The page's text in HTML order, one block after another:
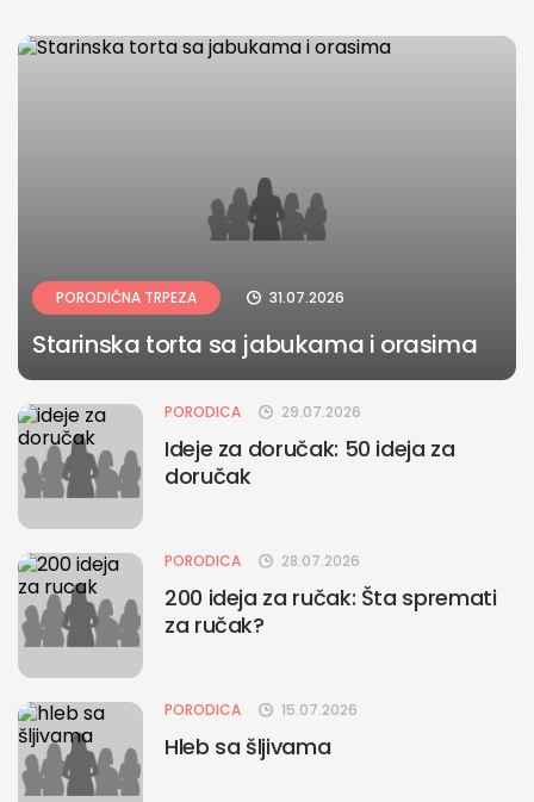
PORODIČNA TRPEZA 31.07.2026
Starinska torta sa jabukama i orasima
PORODICA 29.07.2026
Ideje za doručak: 50 ideja za
doručak
PORODICA 28.07.2026
200 ideja za ručak: Šta spremati
za ručak?
PORODICA 15.07.2026
Hleb sa šljivama